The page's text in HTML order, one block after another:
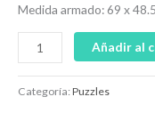
Medida armado: 69 x
Añadir al
Categoría:Puzzles